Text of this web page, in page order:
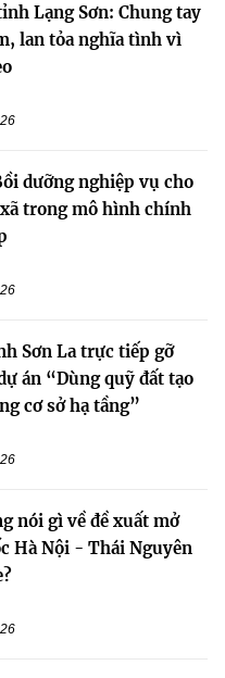
Lạng Sơn: Chung tay
lan tỏa nghĩa tình vì
dưỡng nghiệp vụ cho
trong mô hình chính
Sơn La trực tiếp gỡ
án “Dùng quỹ đất tạo
cơ sở hạ tầng”
nói gì về đề xuất mở
Hà Nội - Thái Nguyên